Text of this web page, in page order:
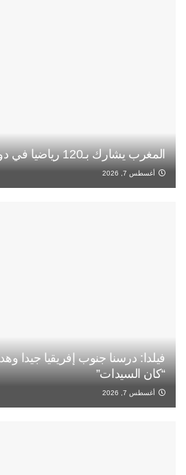
المغرب يشارك بـ120 رياضيا في دورة تارانتو 2026
أغسطس 7, 2026
فيلدا: درسنا جنوب إفريقيا جيدا
“كان السيدات”
أغسطس 7, 2026